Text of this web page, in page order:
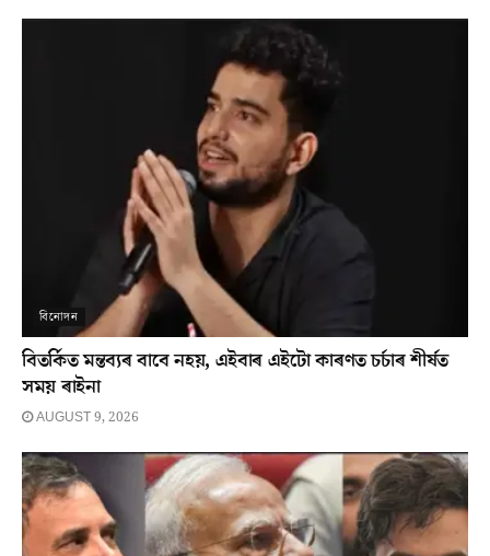
বিনোদন
বিতৰ্কিত মন্তব্যৰ বাবে নহয়, এইবাৰ এইটো কাৰণত চৰ্চাৰ শীৰ্ষত
সময় ৰাইনা
AUGUST 9, 2026